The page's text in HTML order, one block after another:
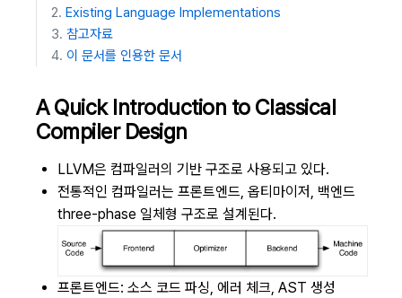
Existing Language Implementations
참고자료
이 문서를 인용한 문서
A Quick Introduction to Classical
Compiler Design
LLVM은 컴파일러의 기반 구조로 사용되고 있다.
전통적인 컴파일러는 프론트엔드, 옵티마이저, 백엔드
three-phase 일체형 구조로 설계된다.
프론트엔드: 소스 코드 파싱, 에러 체크, AST 생성